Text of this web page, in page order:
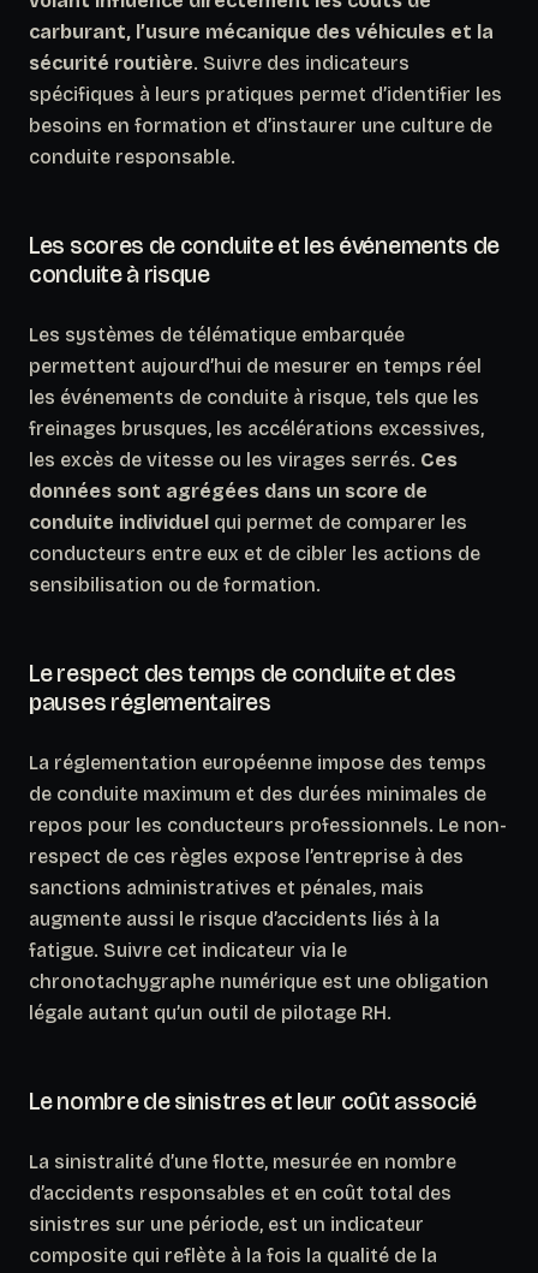
carburant, l’usure mécanique des véhicules et la
sécurité routière. Suivre des indicateurs
spécifiques à leurs pratiques permet d’identifier les
besoins en formation et d’instaurer une culture de
conduite responsable.
Les scores de conduite et les événements de
conduite à risque
Les systèmes de télématique embarquée
permettent aujourd’hui de mesurer en temps réel
les événements de conduite à risque, tels que les
freinages brusques, les accélérations excessives,
les excès de vitesse ou les virages serrés. Ces
données sont agrégées dans un score de
conduite individuel qui permet de comparer les
conducteurs entre eux et de cibler les actions de
sensibilisation ou de formation.
Le respect des temps de conduite et des
pauses réglementaires
La réglementation européenne impose des temps
de conduite maximum et des durées minimales de
repos pour les conducteurs professionnels. Le non-
respect de ces règles expose l’entreprise à des
sanctions administratives et pénales, mais
augmente aussi le risque d’accidents liés à la
fatigue. Suivre cet indicateur via le
chronotachygraphe numérique est une obligation
légale autant qu’un outil de pilotage RH.
Le nombre de sinistres et leur coût associé
La sinistralité d’une flotte, mesurée en nombre
d’accidents responsables et en coût total des
sinistres sur une période, est un indicateur
composite qui reflète à la fois la qualité de la